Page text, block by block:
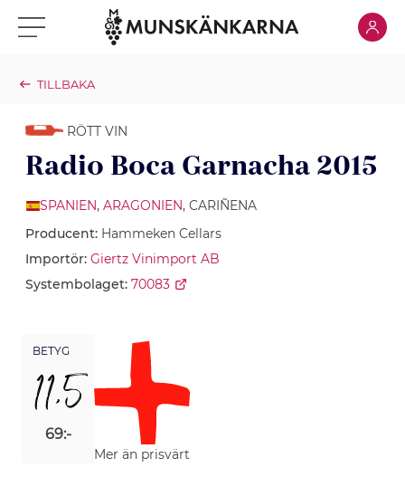
Klicka för meny Klicka
TILLBAKA
RÖTT VIN
Radio Boca Garnacha 2015
SPANIEN, ARAGONIEN, CARIÑENA
Producent: Hammeken Cellars
Importör: Giertz Vinimport AB
Systembolaget: 70083
BETYG
11,5
69:-
Mer än prisvärt